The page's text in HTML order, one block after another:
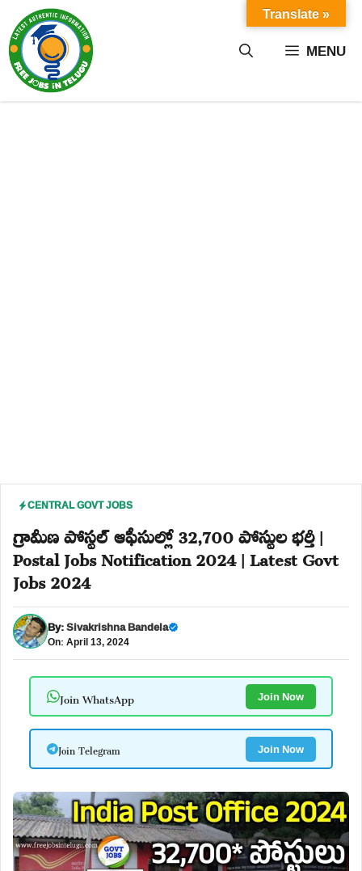
content MENU
CENTRAL GOVT JOBS
గ్రామీణ పోస్టల్ ఆఫీసుల్లో 32,700 పోస్టుల భర్తీ |
Postal Jobs Notification 2024 | Latest Govt
Jobs 2024
By:Sivakrishna Bandela
On: April 13, 2024
Join WhatsApp Join Now
Join Telegram Join Now
Translate »